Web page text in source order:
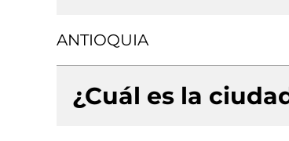
ANTIOQUIA
¿Cuál es la